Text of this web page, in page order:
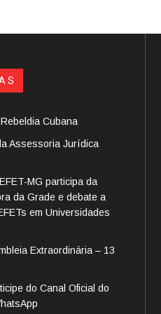
Cubana
Assessoria Jurídica
MG participa da
da Grade e debate a
em Universidades
Extraordinária – 13
do Canal Oficial do